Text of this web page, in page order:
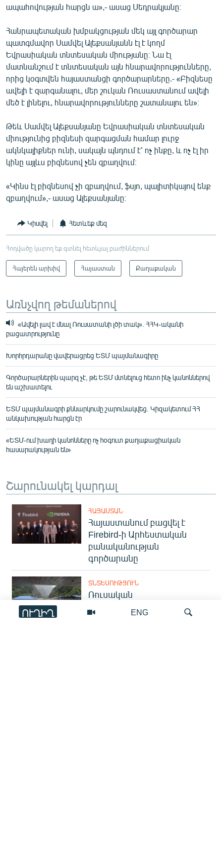
ENG
ՈՒՂԻՂ
ապահովության հարցն ա»,- ասաց Սեդրակյանը։
Հանրապետական խմբակցության մեկ այլ գործարար
պատգմավոր Սամվել Ալեքսանյանն էլ է կողմ
Եվրասիական տնտեսական միությանը։ Նա էլ
մատնանշում է տնտեսական այն հնարավորությունները,
որից կօգտվեն հայաստանցի գործարարները.- «Բիզնեսը
ավելի է զարգանալու, մեր շուկան Ռուսաստանում ավելի
մեծ է լինելու, հնարավորությունները շատանալու են»։
Թեև Սամվել Ալեքսանյանը Եվրասիական տնտեսական
միությունից բիզնեսի զարգացման համար լուրջ
ակնկալիքներ ունի, սակայն պնդում է՝ ոչ ինքը, և ոչ էլ իր
կինը այլևս բիզնեսով չեն զբաղվում։
«Կինս էլ բիզնեսով չի զբաղվում, ֆսյո, պալիտիկայով ենք
զբաղվում»,- ասաց Ալեքսանյանը։
Կիսվել Հետևեք մեզ
Հոդվածը կարող եք գտնել հետևյալ բաժիններում
Հայերեն արխիվ Հայաստան Քաղաքական
Առնչվող թեմաներով
«Ավելի լավ է մնալ Ռուսատանի լծի տակ». ՀՀԿ-ականի
բացատրությունը
Խորհրդարանը վավերացրեց ԵՏՄ պայմանագիրը
Գործարարներին պարզ չէ, թե ԵՏՄ մտնելուց հետո ինչ կանոններով
են աշխատելու
ԵՏՄ պայմանագրի քննարկումը շարունակվեց. Կիզակետում ՀՀ
անկախության հարցն էր
«ԵՏՄ-ում խաղի կանոնները ոչ հօգուտ քաղաքացիական
հասարակության են»
Շարունակել կարդալ
ՀԱՅԱՍՏԱՆ
Հայաստանում բացվել է
Firebird-ի Արհեստական
բանականության
գործարանը
ՏՆՏԵՍՈՒԹՅՈՒՆ
Ռուսական
սահմանափակումներից
մինչև վիզաներ․